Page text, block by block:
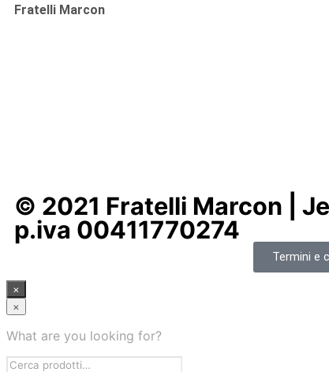
Fratelli Marcon
© 2021 Fratelli Marcon |
p.iva 00411770274
Termini e
×
×
What are you looking for?